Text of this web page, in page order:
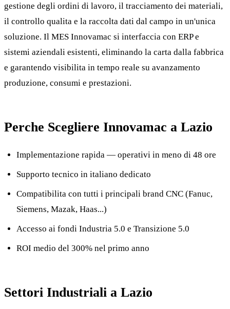
gestione degli ordini di lavoro, il tracciamento dei materiali,
il controllo qualita e la raccolta dati dal campo in un'unica
soluzione. Il MES Innovamac si interfaccia con ERP e
sistemi aziendali esistenti, eliminando la carta dalla fabbrica
e garantendo visibilita in tempo reale su avanzamento
produzione, consumi e prestazioni.
Perche Scegliere Innovamac a Lazio
Implementazione rapida — operativi in meno di 48 ore
Supporto tecnico in italiano dedicato
Compatibilita con tutti i principali brand CNC (Fanuc,
Siemens, Mazak, Haas...)
Accesso ai fondi Industria 5.0 e Transizione 5.0
ROI medio del 300% nel primo anno
Settori Industriali a Lazio